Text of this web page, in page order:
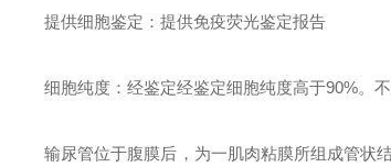
提供细胞鉴定：提供免疫荧光鉴定报告
细胞纯度：经鉴定经鉴定细胞纯度高于90%。
输尿管位于腹膜后，为一肌肉粘膜所组成管状